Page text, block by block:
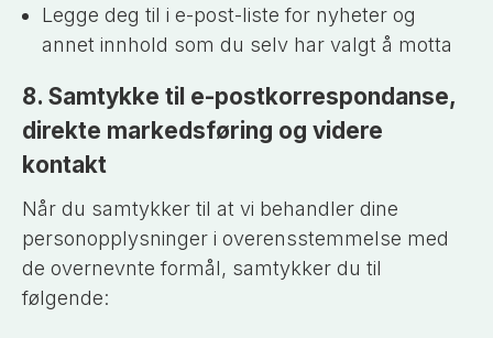
Legge deg til i e-post-liste for nyheter og
annet innhold som du selv har valgt å motta
8. Samtykke til e-postkorrespondanse,
direkte markedsføring og videre
kontakt
Når du samtykker til at vi behandler dine
personopplysninger i overensstemmelse med
de overnevnte formål, samtykker du til
følgende: